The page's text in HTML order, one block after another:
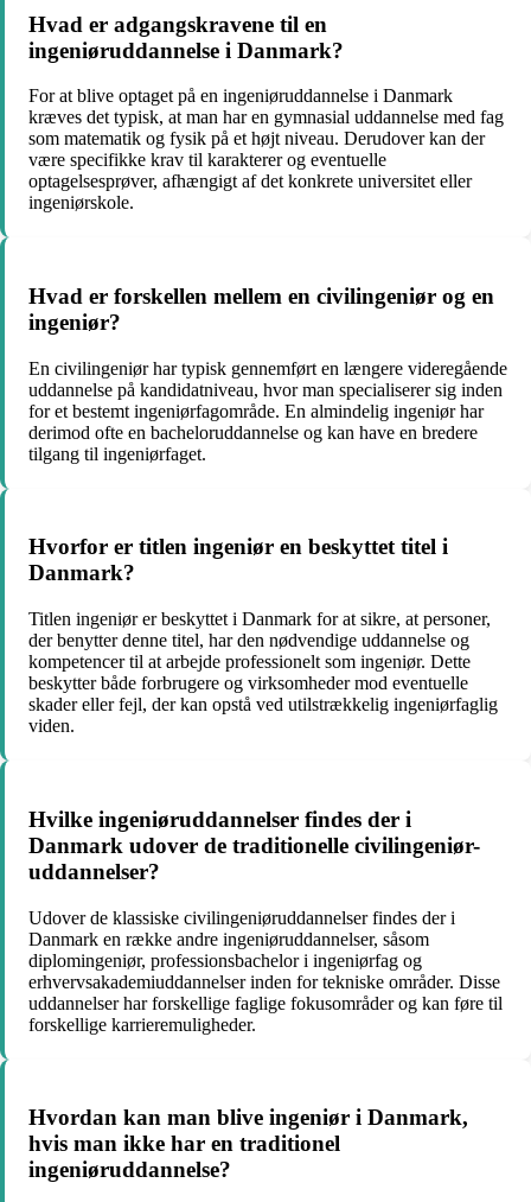
Hvad er adgangskravene til en
ingeniøruddannelse i Danmark?
For at blive optaget på en ingeniøruddannelse i Danmark
kræves det typisk, at man har en gymnasial uddannelse med fag
som matematik og fysik på et højt niveau. Derudover kan der
være specifikke krav til karakterer og eventuelle
optagelsesprøver, afhængigt af det konkrete universitet eller
ingeniørskole.
Hvad er forskellen mellem en civilingeniør og en
ingeniør?
En civilingeniør har typisk gennemført en længere videregående
uddannelse på kandidatniveau, hvor man specialiserer sig inden
for et bestemt ingeniørfagområde. En almindelig ingeniør har
derimod ofte en bacheloruddannelse og kan have en bredere
tilgang til ingeniørfaget.
Hvorfor er titlen ingeniør en beskyttet titel i
Danmark?
Titlen ingeniør er beskyttet i Danmark for at sikre, at personer,
der benytter denne titel, har den nødvendige uddannelse og
kompetencer til at arbejde professionelt som ingeniør. Dette
beskytter både forbrugere og virksomheder mod eventuelle
skader eller fejl, der kan opstå ved utilstrækkelig ingeniørfaglig
viden.
Hvilke ingeniøruddannelser findes der i
Danmark udover de traditionelle civilingeniør-
uddannelser?
Udover de klassiske civilingeniøruddannelser findes der i
Danmark en række andre ingeniøruddannelser, såsom
diplomingeniør, professionsbachelor i ingeniørfag og
erhvervsakademiuddannelser inden for tekniske områder. Disse
uddannelser har forskellige faglige fokusområder og kan føre til
forskellige karrieremuligheder.
Hvordan kan man blive ingeniør i Danmark,
hvis man ikke har en traditionel
ingeniøruddannelse?